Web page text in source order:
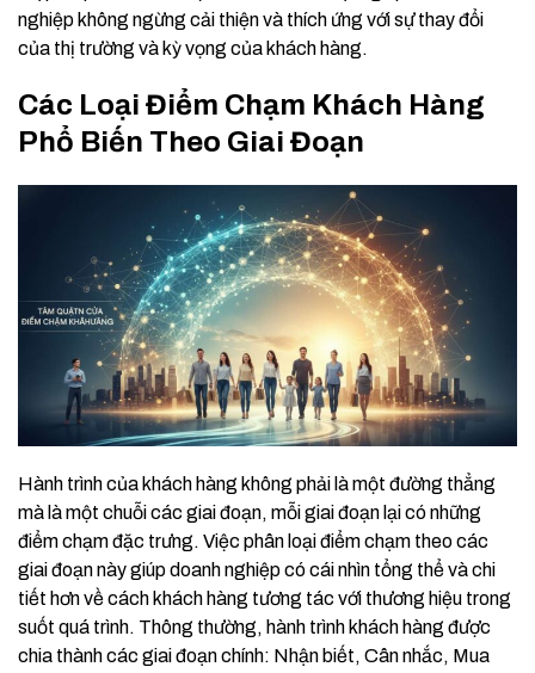
nghiệp không ngừng cải thiện và thích ứng với sự thay đổi
của thị trường và kỳ vọng của khách hàng.
Các Loại Điểm Chạm Khách Hàng
Phổ Biến Theo Giai Đoạn
Hành trình của khách hàng không phải là một đường thẳng
mà là một chuỗi các giai đoạn, mỗi giai đoạn lại có những
điểm chạm đặc trưng. Việc phân loại điểm chạm theo các
giai đoạn này giúp doanh nghiệp có cái nhìn tổng thể và chi
tiết hơn về cách khách hàng tương tác với thương hiệu trong
suốt quá trình. Thông thường, hành trình khách hàng được
chia thành các giai đoạn chính: Nhận biết, Cân nhắc, Mua